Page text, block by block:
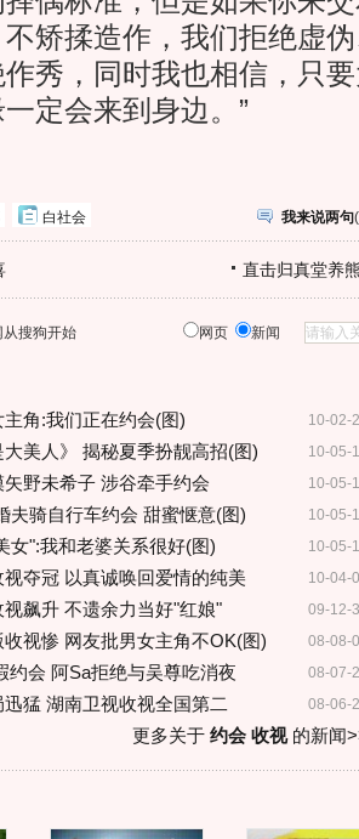
矫揉造作，我们拒绝虚
秀，同时我也相信，只
定会来到身边。”
白社会 我来说两句(
直击归真堂养
从搜狗开始 网页 新闻
10-02-
主角:我们正在约会(图)
10-05-
美人》 揭秘夏季扮靓高招(图)
10-05-
野未希子 涉谷牵手约会
10-05-
夫骑自行车约会 甜蜜惬意(图)
10-05-
女":我和老婆关系很好(图)
10-04-
视夺冠 以真诚唤回爱情的纯美
09-12-
视飙升 不遗余力当好"红娘"
08-08-
收视惨 网友批男女主角不OK(图)
08-07-
约会 阿Sa拒绝与吴尊吃消夜
08-06-
迅猛 湖南卫视收视全国第二
更多关于 约会 收视的新闻